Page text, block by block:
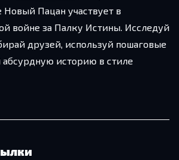
Новый Пацан участвует в
войне за Палку Истины. Исследуй
друзей, используй пошаговые
историю в стиле